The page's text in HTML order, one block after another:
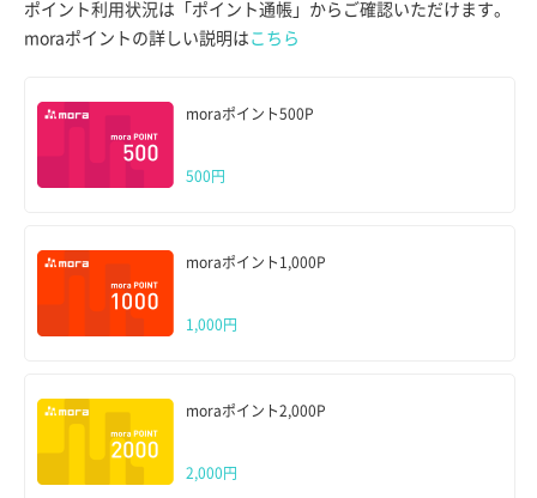
ポイント利用状況は「ポイント通帳」からご確認いただけます。
moraポイントの詳しい説明は こちら
moraポイント500P
500円
moraポイント1,000P
1,000円
moraポイント2,000P
2,000円